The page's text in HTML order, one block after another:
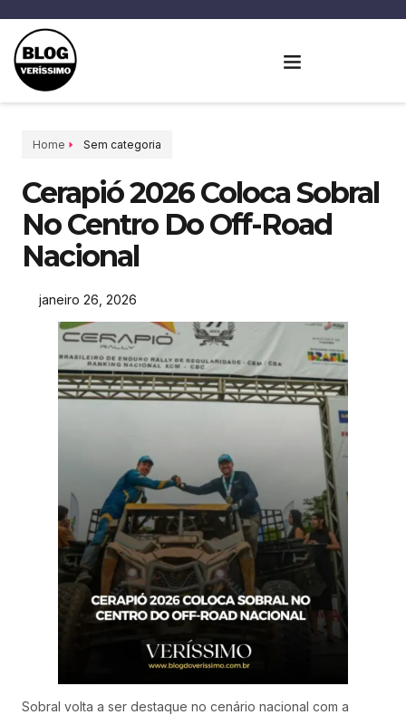
Home Sem categoria
Cerapió 2026 Coloca Sobral
No Centro Do Off-Road
Nacional
janeiro 26, 2026
Sobral volta a ser destaque no cenário nacional com a